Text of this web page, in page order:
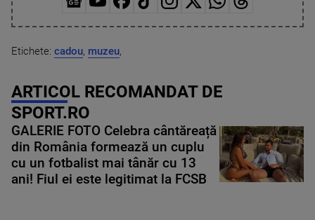
Etichete: cadou, muzeu,
ARTICOL RECOMANDAT DE
SPORT.RO
GALERIE FOTO Celebra cântăreață
din România formează un cuplu
cu un fotbalist mai tânăr cu 13
ani! Fiul ei este legitimat la FCSB